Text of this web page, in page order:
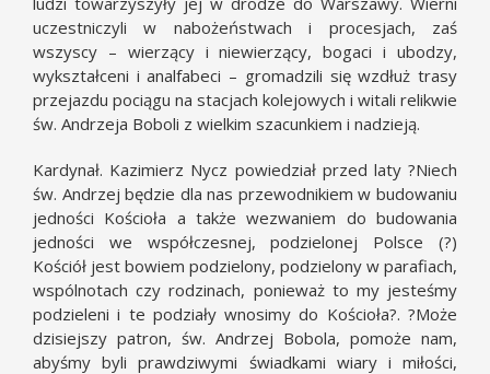
uczestniczyli w nabożeństwach i procesjach, zaś
wszyscy – wierzący i niewierzący, bogaci i ubodzy,
wykształceni i analfabeci – gromadzili się wzdłuż trasy
przejazdu pociągu na stacjach kolejowych i witali relikwie
św. Andrzeja Boboli z wielkim szacunkiem i nadzieją.
Kardynał. Kazimierz Nycz powiedział przed laty ?Niech
św. Andrzej będzie dla nas przewodnikiem w budowaniu
jedności Kościoła a także wezwaniem do budowania
jedności we współczesnej, podzielonej Polsce (?)
Kościół jest bowiem podzielony, podzielony w parafiach,
wspólnotach czy rodzinach, ponieważ to my jesteśmy
podzieleni i te podziały wnosimy do Kościoła?. ?Może
dzisiejszy patron, św. Andrzej Bobola, pomoże nam,
abyśmy byli prawdziwymi świadkami wiary i miłości,